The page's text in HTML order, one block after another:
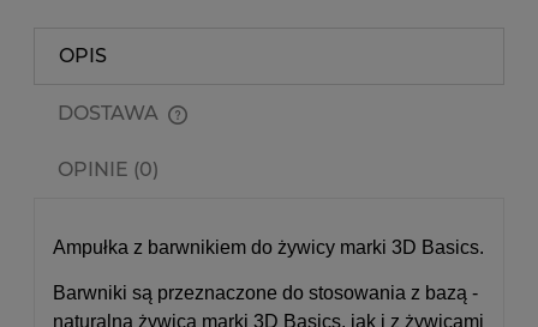
OPIS
DOSTAWA
OPINIE (0)
Ampułka z barwnikiem do żywicy marki 3D Basics.
Barwniki są przeznaczone do stosowania z bazą -
naturalną żywicą marki 3D Basics, jak i z żywicami